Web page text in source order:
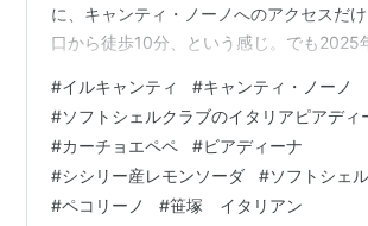
に、キャンティ・ノーノへのアクセスだ
口から徒歩10分、という感じ。でも2025
いるみたい。 キャンティ本店｜笹塚のイ
チに是非！ www.chianti.co.jp 本店も笹塚
坂を通っていって行ける感じかな。 自分
閉店したキャンティ・ノーノの方。豊富な
ライドチキンも食べたかった。下戸の自分
#イルキャンティ #キャンティ・ノーノ
#ソフトシェルクラブのイタリアピアディ
#カーチョエペペ #ビアディーナ
#シシリー産レモンソーダ #ソフトシェ
#ペコリーノ #笹塚 イタリアン